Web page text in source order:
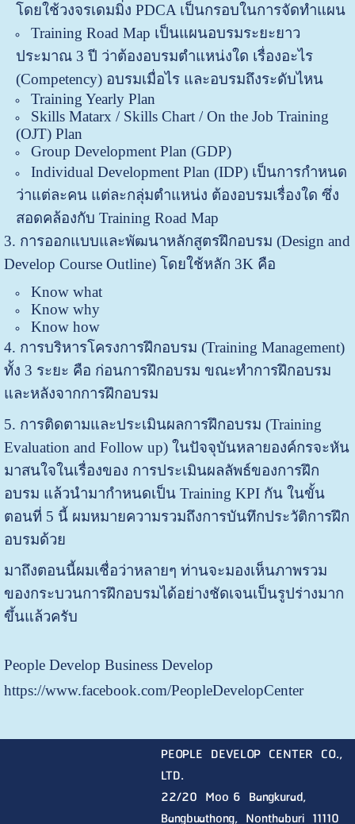
โดยใช้วงจรเดมมิ่ง PDCA เป็นกรอบในการจัดทำแผน
Training Road Map เป็นแผนอบรมระยะยาว
ประมาณ 3 ปี ว่าต้องอบรมตำแหน่งใด เรื่องอะไร
(Competency) อบรมเมื่อไร และอบรมถึงระดับไหน
Training Yearly Plan
Skills Matarx / Skills Chart / On the Job Training
(OJT) Plan
Group Development Plan (GDP)
Individual Development Plan (IDP) เป็นการกำหนด
ว่าแต่ละคน แต่ละกลุ่มตำแหน่ง ต้องอบรมเรื่องใด ซึ่ง
สอดคล้องกับ Training Road Map
3. การออกแบบและพัฒนาหลักสูตรฝึกอบรม (Design and
Develop Course Outline) โดยใช้หลัก 3K คือ
Know what
Know why
Know how
4. การบริหารโครงการฝึกอบรม (Training Management)
ทั้ง 3 ระยะ คือ ก่อนการฝึกอบรม ขณะทำการฝึกอบรม
และหลังจากการฝึกอบรม
5. การติดตามและประเมินผลการฝึกอบรม (Training
Evaluation and Follow up) ในปัจจุบันหลายองค์กรจะหัน
มาสนใจในเรื่องของ การประเมินผลลัพธ์ของการฝึก
อบรม แล้วนำมากำหนดเป็น Training KPI กัน ในขั้น
ตอนที่ 5 นี้ ผมหมายความรวมถึงการบันทึกประวัติการฝึก
อบรมด้วย
มาถึงตอนนี้ผมเชื่อว่าหลายๆ ท่านจะมองเห็นภาพรวม
ของกระบวนการฝึกอบรมได้อย่างชัดเจนเป็นรูปร่างมาก
ขึ้นแล้วครับ
People Develop Business Develop
https://www.facebook.com/PeopleDevelopCenter
PEOPLE DEVELOP CENTER CO.,
LTD.
22/20 Moo 6 Bangkurad,
Bangbuathong, Nonthaburi 11110